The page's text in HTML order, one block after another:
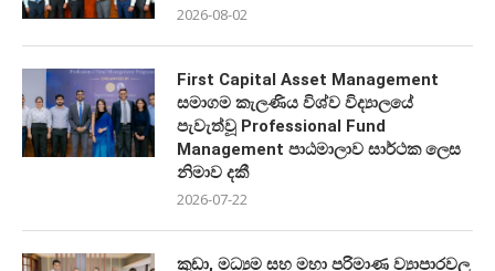
2026-08-02
First Capital Asset Management
සමාගම කැලණිය විශ්ව විද්‍යාලයේ
පැවැත්වූ Professional Fund
Management පාඨමාලාව සාර්ථක ලෙස
නිමාව දකී
2026-07-22
කුඩා, මධ්‍යම සහ මහා පරිමාණ ව්‍යාපාරවල